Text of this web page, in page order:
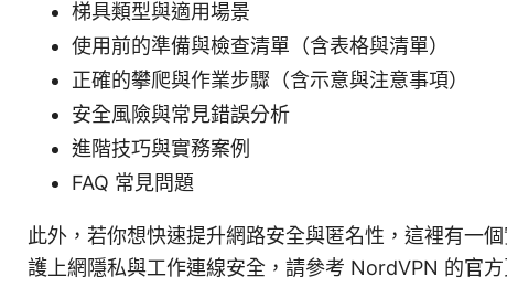
梯具類型與適用場景
使用前的準備與檢查清單（含表格與清單）
正確的攀爬與作業步驟（含示意與注意事項）
安全風險與常見錯誤分析
進階技巧與實務案例
FAQ 常見問題
此外，若你想快速提升網路安全與匿名性，這裡有一
護上網隱私與工作連線安全，請參考 NordVPN 的官